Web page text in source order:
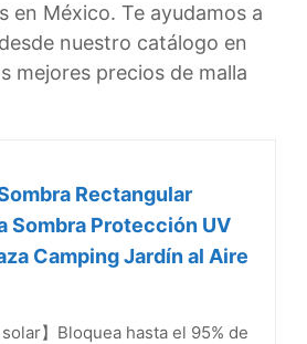
en México. Te ayudamos a
nuestro catálogo en
mejores precios de malla
Rectangular
Sombra Protección UV
Camping Jardín al Aire
】Bloquea hasta el 95% de